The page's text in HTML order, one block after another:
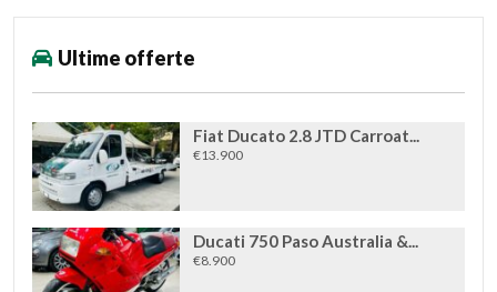
Ultime offerte
Fiat Ducato 2.8 JTD Carroat...
€13.900
Ducati 750 Paso Australia &...
€8.900